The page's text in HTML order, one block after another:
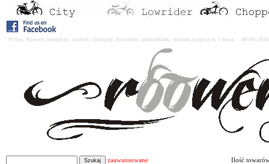
Witaj. Rowery miejskie, cruiser, chopper, lowrider, amsterdam, custom kupisz tu i teraz : 08-08-
zaawansowane Ilość